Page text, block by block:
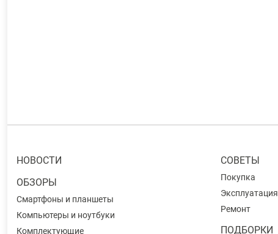
НОВОСТИ
ОБЗОРЫ
Смартфоны и планшеты
Компьютеры и ноутбуки
Комплектующие
СОВЕТЫ
Покупка
Эксплуатация
Ремонт
ПОДБОРКИ